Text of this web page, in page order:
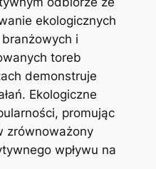
ekologicznych
i
toreb
demonstruje
Ekologiczne
promując
zrównoważony
wpływu na